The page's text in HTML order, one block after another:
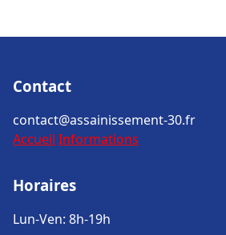
Contact
contact@assainissement-30.fr
Accueil Informations
Horaires
Lun-Ven: 8h-19h